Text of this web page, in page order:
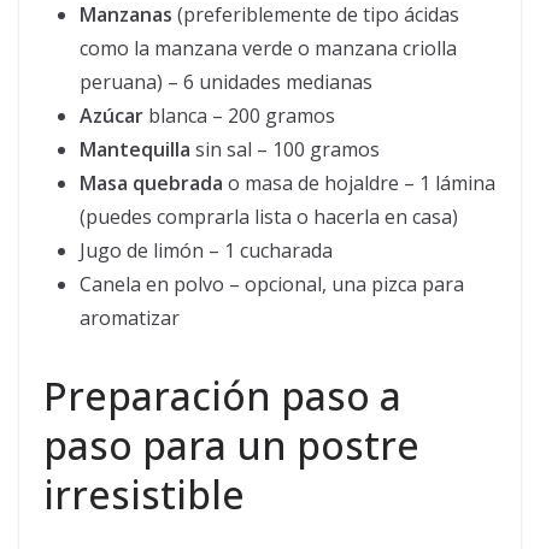
Manzanas (preferiblemente de tipo ácidas
como la manzana verde o manzana criolla
peruana) – 6 unidades medianas
Azúcar blanca – 200 gramos
Mantequilla sin sal – 100 gramos
Masa quebrada o masa de hojaldre – 1 lámina
(puedes comprarla lista o hacerla en casa)
Jugo de limón – 1 cucharada
Canela en polvo – opcional, una pizca para
aromatizar
Preparación paso a
paso para un postre
irresistible